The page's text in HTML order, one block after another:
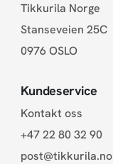
Tikkurila Norge
Stanseveien 25C
0976 OSLO
Kundeservice
Kontakt oss
+47 22 80 32 90
post@tikkurila.no